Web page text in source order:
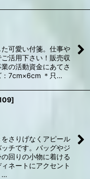
可愛い付箋。仕事や
活用下さい！販売収
の活動資金にあてさ
：7cm×6cm ＊只…
]
さりげなくアピール
チです。バッグやジ
回りの小物に着ける
ネートにアクセント
…